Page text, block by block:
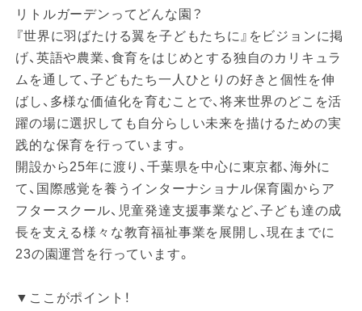
リトルガーデンってどんな園？
『世界に羽ばたける翼を子どもたちに』をビジョンに掲
げ、英語や農業、食育をはじめとする独自のカリキュラ
ムを通して、子どもたち一人ひとりの好きと個性を伸
ばし、多様な価値化を育むことで、将来世界のどこを活
躍の場に選択しても自分らしい未来を描けるための実
践的な保育を行っています。
開設から25年に渡り、千葉県を中心に東京都、海外に
て、国際感覚を養うインターナショナル保育園からア
フタースクール、児童発達支援事業など、子ども達の成
長を支える様々な教育福祉事業を展開し、現在までに
23の園運営を行っています。
▼ここがポイント！